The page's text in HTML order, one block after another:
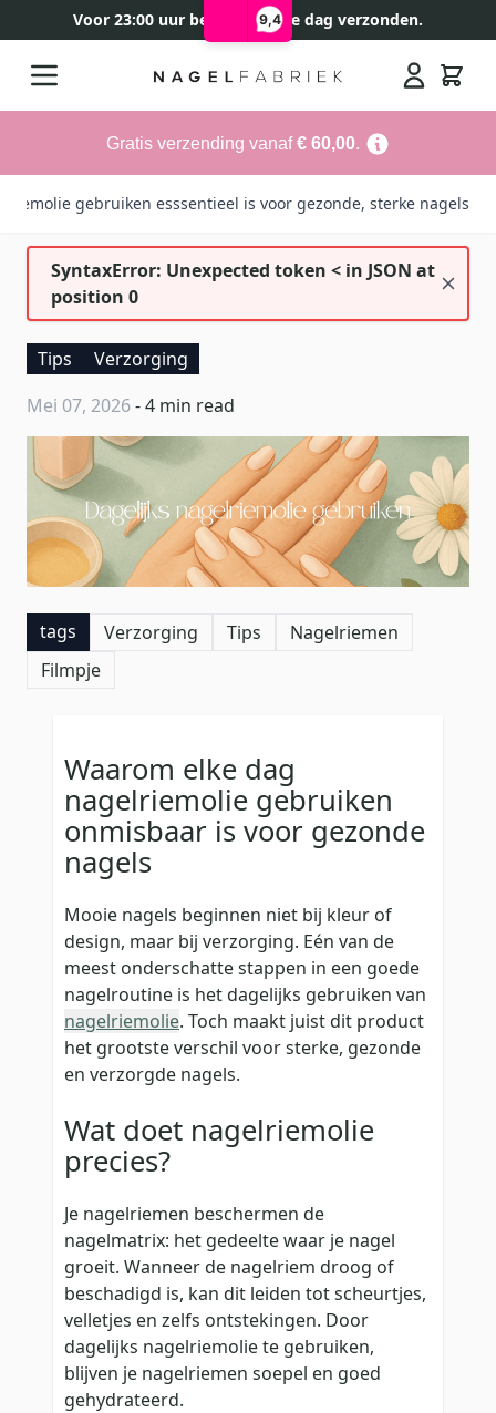
9,4
Voor 23:00 uur besteld, zelfde dag verzonden.
Gratis verzending vanaf€ 60,00.
gebruiken esssentieel is voor gezonde, sterke nagels
SyntaxError: Unexpected token < in JSON at
position 0
Tips
Verzorging
Mei 07, 2026- 4 min read
tags Verzorging Tips
Nagelriemen
Filmpje
Waarom elke dag
nagelriemolie gebruiken
onmisbaar is voor gezonde
nagels
Mooie nagels beginnen niet bij kleur of
design, maar bij verzorging. Eén van de
meest onderschatte stappen in een goede
nagelroutine is het dagelijks gebruiken van
nagelriemolie. Toch maakt juist dit product
het grootste verschil voor sterke, gezonde
en verzorgde nagels.
Wat doet nagelriemolie
precies?
Je nagelriemen beschermen de
nagelmatrix: het gedeelte waar je nagel
groeit. Wanneer de nagelriem droog of
beschadigd is, kan dit leiden tot scheurtjes,
velletjes en zelfs ontstekingen. Door
dagelijks nagelriemolie te gebruiken,
blijven je nagelriemen soepel en goed
gehydrateerd.